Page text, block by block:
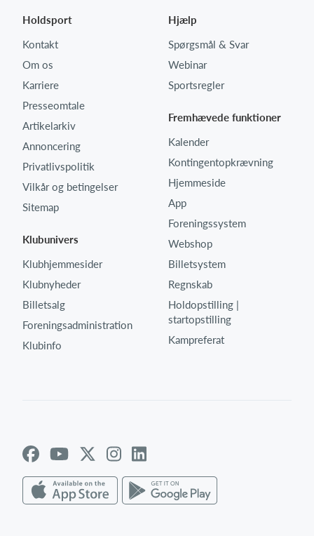
Holdsport
Kontakt
Om os
Karriere
Presseomtale
Artikelarkiv
Annoncering
Privatlivspolitik
Vilkår og betingelser
Sitemap
Klubunivers
Klubhjemmesider
Klubnyheder
Billetsalg
Foreningsadministration
Klubinfo
Hjælp
Spørgsmål & Svar
Webinar
Sportsregler
Fremhævede funktioner
Kalender
Kontingentopkrævning
Hjemmeside
App
Foreningssystem
Webshop
Billetsystem
Regnskab
Holdopstilling |
startopstilling
Kampreferat